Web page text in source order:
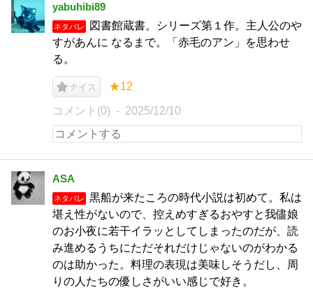
yabuhibi89
ネタバレ
図書館蔵書。シリーズ第１作。主人公のや
すがあんに なるまで。「赤毛のアン」を思わせ
る。
ナイス ★12
コメント(0) 2025/12/10
ASA
ネタバレ
黒船が来たころの時代小説は初めて。私は
堪え性がないので、控えめすぎるおやすと我儘娘
のお小夜に若干イラッとしてしまったのだが、読
み進めるうちにただそれだけじゃないのがわかる
のは助かった。料理の表現は美味しそうだし、周
りの人たちの優しさがいい感じで好き。